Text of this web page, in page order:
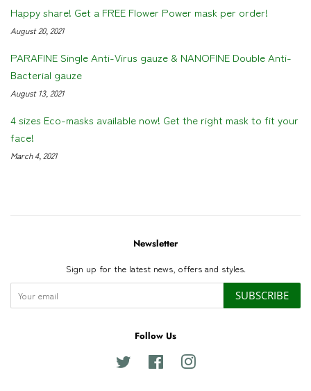
Happy share! Get a FREE Flower Power mask per order!
August 20, 2021
PARAFINE Single Anti-Virus gauze & NANOFINE Double Anti-
Bacterial gauze
August 13, 2021
4 sizes Eco-masks available now! Get the right mask to fit your
face!
March 4, 2021
Newsletter
Sign up for the latest news, offers and styles.
SUBSCRIBE
Follow Us
Twitter
FacebookInstagram